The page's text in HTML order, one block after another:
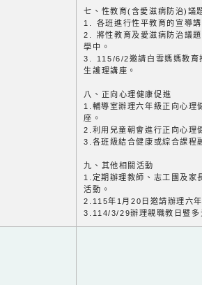
七、性教育(含愛滋病防治)議
1. 各班進行性平教育的宣導
2. 將性教育及愛滋病防治議
學中。
3. 115/6/2邀請白雪媽媽教育
生護理講座。
八、正向心理健康促進
1.輔導室辦理六年級正向心理
座。
2.利用兒童朝會進行正向心理
3.各班級結合健康或綜合課程
九、其他相關活動
1.定期辦理教師、志工團及家
活動。
2.115年1月20日邀請辦理六
3.114/3/29辦理親職教日暨多